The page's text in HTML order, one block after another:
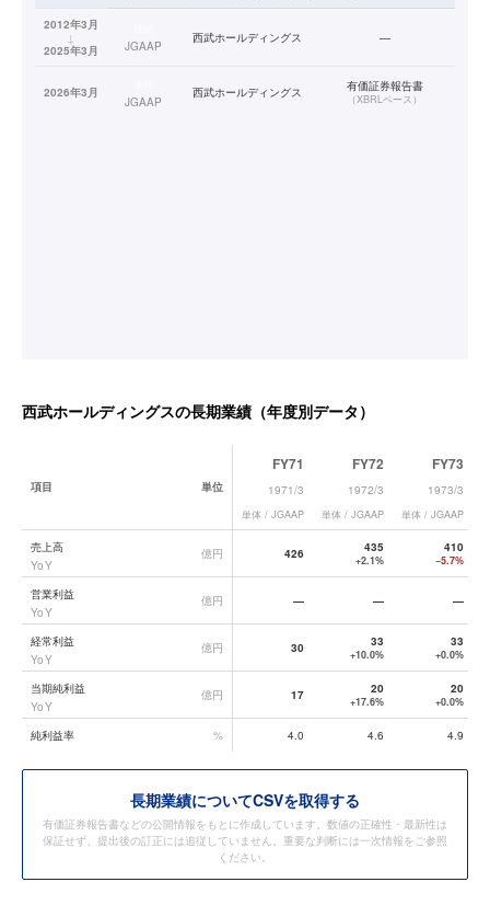
2012年3月
↓
2025年3月
JGAAP
西武ホールディングス —
2026年3月
JGAAP
西武ホールディングス 有価証券報告書
（XBRLベース）
西武ホールディングスの長期業績（年度別データ）
西武ホールディングス
項目 単位
FY71
1971/3
単体 / JGAAP
FY72
1972/3
単体 / JGAAP
FY73
1973/3
単体 / JGAAP
売上高
YoY
億円 426 435
+2.1%
410
−5.7%
営業利益
YoY
億円 — — —
経常利益
YoY
億円 30 33
+10.0%
33
+0.0%
当期純利益
YoY
億円 17 20
+17.6%
20
+0.0%
純利益率 % 4.0 4.6 4.9
長期業績についてCSVを取得する
有価証券報告書などの公開情報をもとに作成しています。数値の正確性・最新性は
保証せず、提出後の訂正には追従していません。重要な判断には一次情報をご参照
ください。